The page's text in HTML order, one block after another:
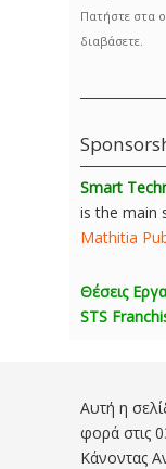
Πατήστε στα
διαβάσετε.
Smart
is the main
Mathitia
Θέσεις
STS
Αυτή η
φορά στις
Κάνοντας